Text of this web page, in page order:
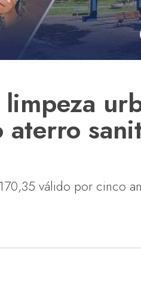
válido por cinco